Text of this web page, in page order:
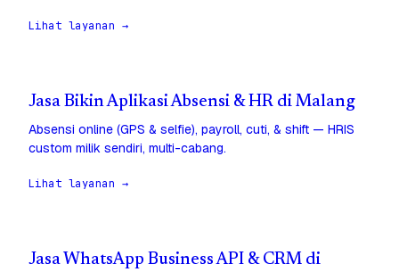
Lihat layanan →
Jasa Bikin Aplikasi Absensi & HR di Malang
Absensi online (GPS & selfie), payroll, cuti, & shift — HRIS
custom milik sendiri, multi-cabang.
Lihat layanan →
Jasa WhatsApp Business API & CRM di